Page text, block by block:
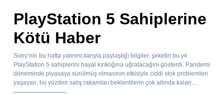
PlayStation 5 Sahiplerine
Kötü Haber
Sony’nin bu hafta yatırımcılarıyla paylaştığı bilgiler, şirketin bu yıl
PlayStation 5 sahiplerini hayal kırıklığına uğratacağını gösterdi. Pandemi
döneminde piyasaya sürülmüş olmasının etkisiyle ciddi stok problemleri
yaşayan, bu yüzden satış rakamları beklentilerin çok altında kalan...